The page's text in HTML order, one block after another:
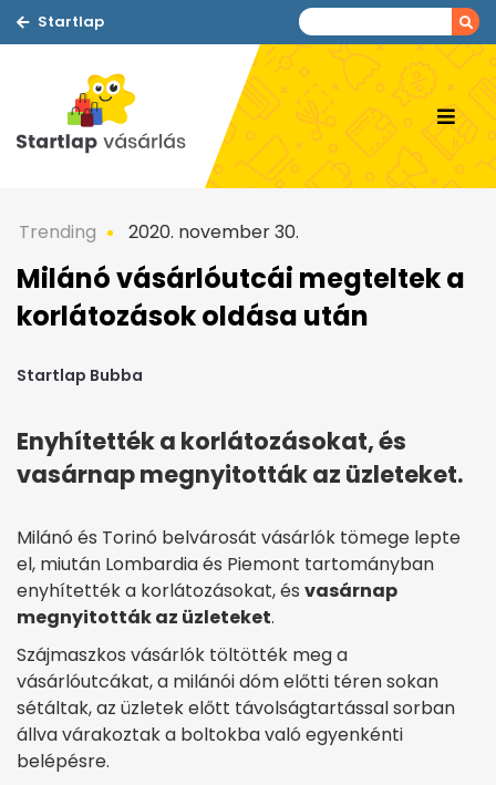
Startlap
Trending 2020. november 30.
Milánó vásárlóutcái megteltek a
korlátozások oldása után
Startlap Bubba
Enyhítették a korlátozásokat, és
vasárnap megnyitották az üzleteket.
Milánó és Torinó belvárosát vásárlók tömege lepte
el, miután Lombardia és Piemont tartományban
enyhítették a korlátozásokat, és vasárnap
megnyitották az üzleteket.
Szájmaszkos vásárlók töltötték meg a
vásárlóutcákat, a milánói dóm előtti téren sokan
sétáltak, az üzletek előtt távolságtartással sorban
állva várakoztak a boltokba való egyenkénti
belépésre.